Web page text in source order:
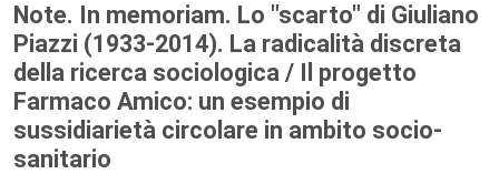
Note. In memoriam. Lo "scarto" di Giuliano
Piazzi (1933-2014). La radicalità discreta
della ricerca sociologica / Il progetto
Farmaco Amico: un esempio di
sussidiarietà circolare in ambito socio-
sanitario